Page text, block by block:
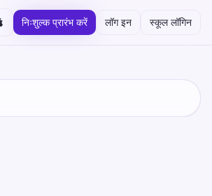
निःशुल्क प्रारंभ करें लॉग इन स्कूल लॉगिन